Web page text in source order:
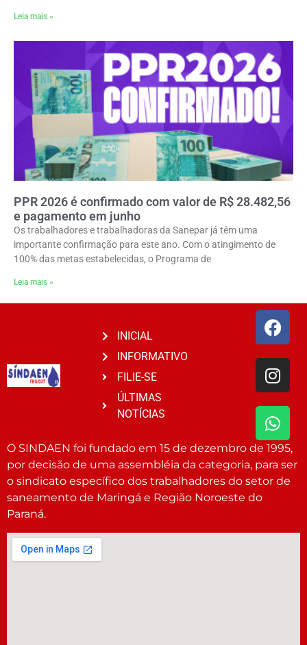
Leia mais »
PPR 2026 é confirmado com valor de R$ 28.482,56
e pagamento em junho
Os trabalhadores e trabalhadoras da Sanepar já têm uma
importante confirmação para este ano. Com o atingimento de
100% das metas estabelecidas, o Programa de
Leia mais »
INICIAL
INFORMATIVO
FILIE-SE
ÚLTIMAS
NOTÍCIAS
O SINDAEN foi fundado em 15 de dezembro de 1995,
por decisão de uma assembléia da categoria, para ser
o sindicato específico dos trabalhadores do setor de
saneamento de Maringá e Região Noroeste do
Paraná.